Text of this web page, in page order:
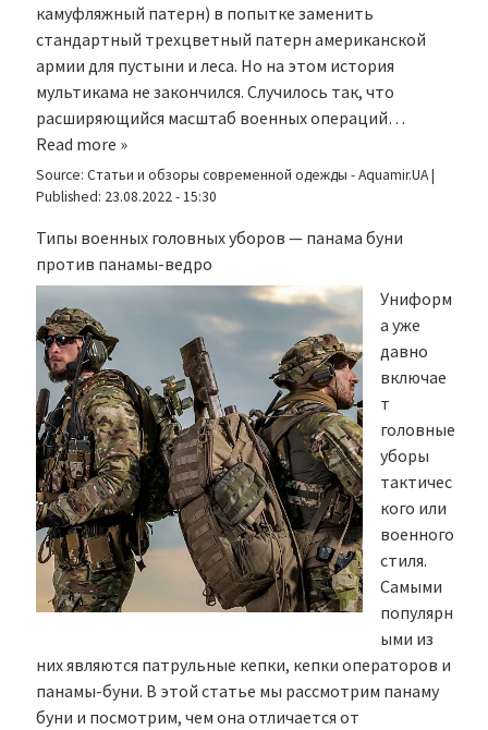
камуфляжный патерн) в попытке заменить
стандартный трехцветный патерн американской
армии для пустыни и леса. Но на этом история
мультикама не закончился. Случилось так, что
расширяющийся масштаб военных операций…
Read more »
Source: Статьи и обзоры современной одежды - Aquamir.UA|
Published: 23.08.2022 - 15:30
Типы военных головных уборов — панама буни
против панамы-ведро
Униформ
а уже
давно
включае
т
головные
уборы
тактичес
кого или
военного
стиля.
Самыми
популярн
ыми из
них являются патрульные кепки, кепки операторов и
панамы-буни. В этой статье мы рассмотрим панаму
буни и посмотрим, чем она отличается от